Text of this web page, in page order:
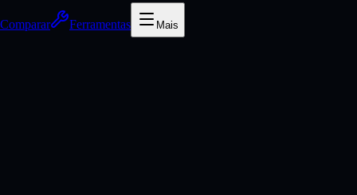
Comparar Ferramentas Mais